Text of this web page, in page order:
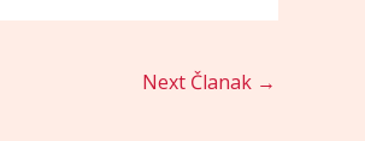
Next Članak →